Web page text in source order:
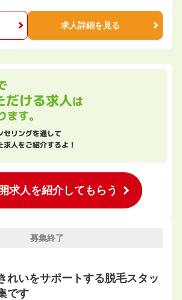
求人詳細を見る
だける求人は
す。
セリングを通して
求人をご紹介するよ！
求人を紹介してもらう
募集終了
いをサポートする脱毛スタッ
です